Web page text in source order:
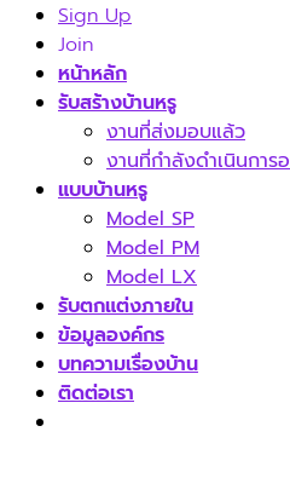
Sign Up
Join
หน้าหลัก
รับสร้างบ้านหรู
งานที่ส่งมอบแล้ว
งานที่กำลังดำเนินการ
แบบบ้านหรู
Model SP
Model PM
Model LX
รับตกแต่งภายใน
ข้อมูลองค์กร
บทความเรื่องบ้าน
ติดต่อเรา